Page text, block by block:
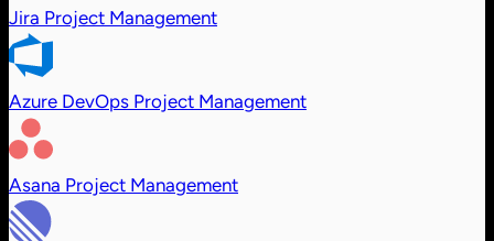
Jira Project Management
Azure DevOps Project Management
Asana Project Management